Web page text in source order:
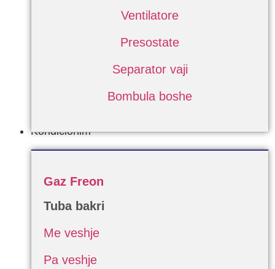
Ventilatore
Presostate
Separator vaji
Bombula boshe
Kondicionim
Gaz Freon
Tuba bakri
Me veshje
Pa veshje